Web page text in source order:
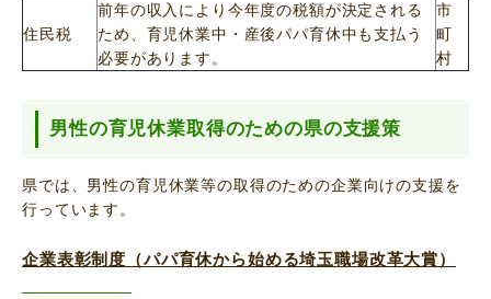
住民税
前年の収入により今年度の税額が決定される
ため、育児休業中・産後パパ育休中も支払う
必要があります。
市
町
村
男性の育児休業取得のための県の支援策
県では、男性の育児休業等の取得のための企業向けの支援を
行っています。
企業表彰制度（パパ育休から始める埼玉職場改革大賞）